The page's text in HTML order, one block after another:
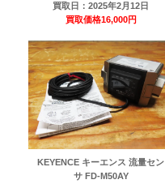
買取日： 2025年2月12日
買取価格16,000円
KEYENCE キーエンス 流量セン
サ FD-M50AY